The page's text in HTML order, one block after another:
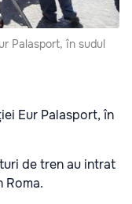
Palasport, în sudul
Eur Palasport, în
de tren au intrat
Roma.